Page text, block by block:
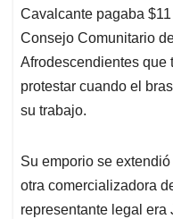
Cavalcante pagaba
Consejo Comunitario
Afrodescendientes que
protestar cuando el
su trabajo.
Su emporio se
otra comercializadora
representante legal era